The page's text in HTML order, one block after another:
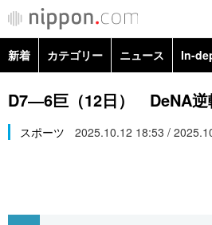
新着 カテゴリー ニュース In-
政治・外交
経済・ビジネス
社会
D7―6巨（12日） DeNA逆
スポーツ 2025.10.12 18:53 /